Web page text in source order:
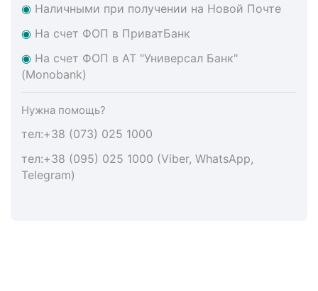
◉ Наличными при получении на Новой Почте
◉ На счет ФОП в ПриватБанк
◉ На счет ФОП в АТ "Универсал Банк"
(Monobank)
Нужна помощь?
тел:+38 (073) 025 1000
тел:+38 (095) 025 1000 (Viber, WhatsApp,
Telegram)